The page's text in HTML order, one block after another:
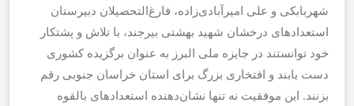
شهربابکی و علی امیرآبادی‌زاده، فارغ‌التحصیلان دبیرستان
استعدادهای درخشان شهید بهشتی بیرجند، با تلاش و پشتکار
خود توانستند در جایزه ملی البرز به عنوان برگزیده کشوری
دست یابند و افتخاری بزرگ برای استان خراسان جنوبی رقم
بزنند. این موفقیت نه تنها نشان‌دهنده استعدادهای بالقوه